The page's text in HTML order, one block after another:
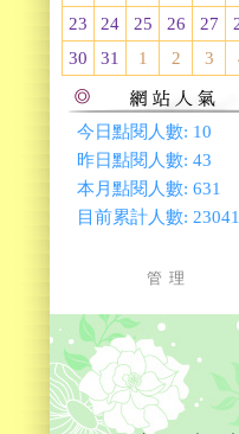
23
24 25 26 27
30
31 1 2 3
今日點閱人數: 10
昨日點閱人數: 43
本月點閱人數: 631
目前累計人數:
管 理